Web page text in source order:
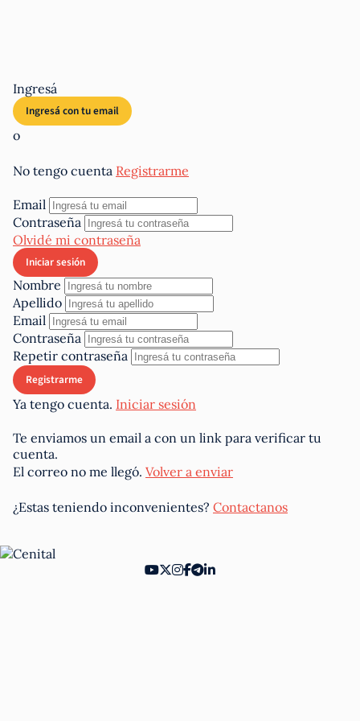
Ingresá
o
No tengo cuenta Registrarme
Email
Contraseña
Olvidé mi contraseña
Nombre
Apellido
Email
Contraseña
Repetir contraseña
Ya tengo cuenta. Iniciar sesión
Te enviamos un email a con un link para verificar tu
cuenta.
El correo no me llegó. Volver a enviar
¿Estas teniendo inconvenientes? Contactanos